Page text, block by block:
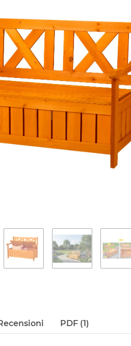
PDF (1)